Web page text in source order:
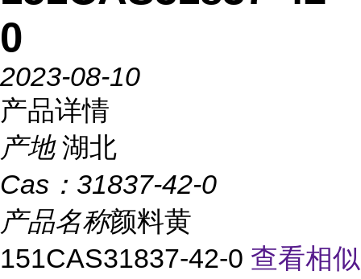
0
2023-08-10
产品详情
产地 湖北
Cas： 31837-42-0
产品名称颜料黄
151CAS31837-42-0 查看相似